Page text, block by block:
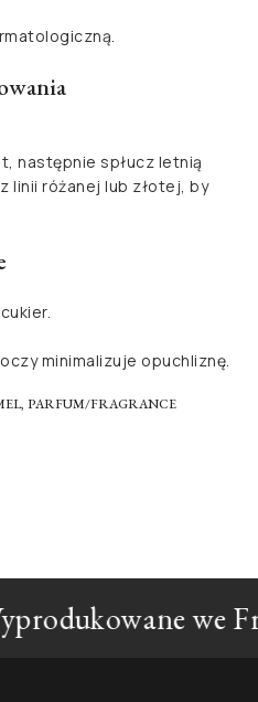
następnie spłucz letnią
linii różanej lub złotej, by
minimalizuje opuchliznę.
PARFUM/FRAGRANCE
we